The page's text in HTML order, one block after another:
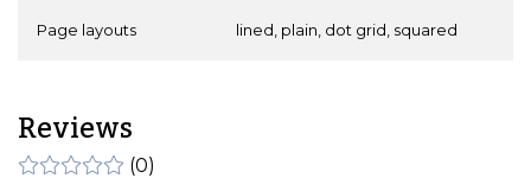
Page layouts lined, plain, dot grid, squared
Reviews
(0)